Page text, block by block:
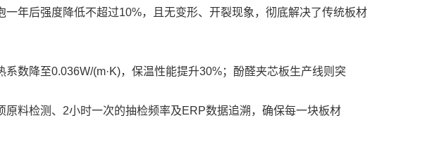
年后强度降低不超过10%，且无变形、开裂现象，彻底解决了传统板材
数降至0.036W/(m·K)，保温性能提升30%；酚醛夹芯板生产线则突
料检测、2小时一次的抽检频率及ERP数据追溯，确保每一块板材